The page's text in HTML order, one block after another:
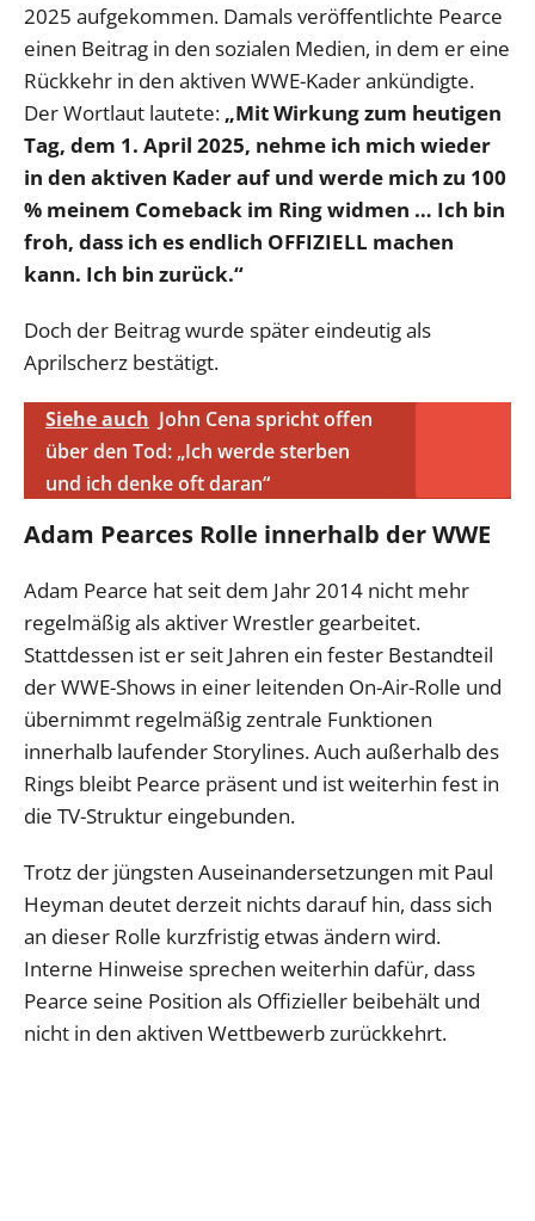
2025 aufgekommen. Damals veröffentlichte Pearce
einen Beitrag in den sozialen Medien, in dem er eine
Rückkehr in den aktiven WWE-Kader ankündigte.
Der Wortlaut lautete: „Mit Wirkung zum heutigen
Tag, dem 1. April 2025, nehme ich mich wieder
in den aktiven Kader auf und werde mich zu 100
% meinem Comeback im Ring widmen … Ich bin
froh, dass ich es endlich OFFIZIELL machen
kann. Ich bin zurück.“
Doch der Beitrag wurde später eindeutig als
Aprilscherz bestätigt.
Siehe auch John Cena spricht offen
über den Tod: „Ich werde sterben
und ich denke oft daran“
Adam Pearces Rolle innerhalb der WWE
Adam Pearce hat seit dem Jahr 2014 nicht mehr
regelmäßig als aktiver Wrestler gearbeitet.
Stattdessen ist er seit Jahren ein fester Bestandteil
der WWE-Shows in einer leitenden On-Air-Rolle und
übernimmt regelmäßig zentrale Funktionen
innerhalb laufender Storylines. Auch außerhalb des
Rings bleibt Pearce präsent und ist weiterhin fest in
die TV-Struktur eingebunden.
Trotz der jüngsten Auseinandersetzungen mit Paul
Heyman deutet derzeit nichts darauf hin, dass sich
an dieser Rolle kurzfristig etwas ändern wird.
Interne Hinweise sprechen weiterhin dafür, dass
Pearce seine Position als Offizieller beibehält und
nicht in den aktiven Wettbewerb zurückkehrt.